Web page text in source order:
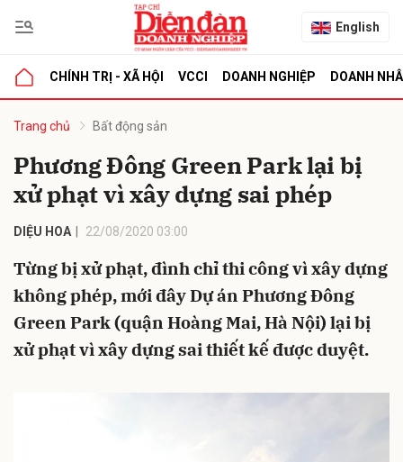
English
CHÍNH TRỊ - XÃ HỘI VCCI DOANH NGHIỆP DOANH
Trang chủ Bất động sản
Phương Đông Green Park lại bị
xử phạt vì xây dựng sai phép
DIỆU HOA 22/08/2020 03:00
Từng bị xử phạt, đình chỉ thi công vì xây dựng
không phép, mới đây Dự án Phương Đông
Green Park (quận Hoàng Mai, Hà Nội) lại bị
xử phạt vì xây dựng sai thiết kế được duyệt.
luận
Hủy